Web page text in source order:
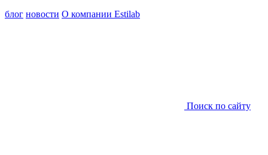
блог новости О компании Estilab
Поиск по сайту